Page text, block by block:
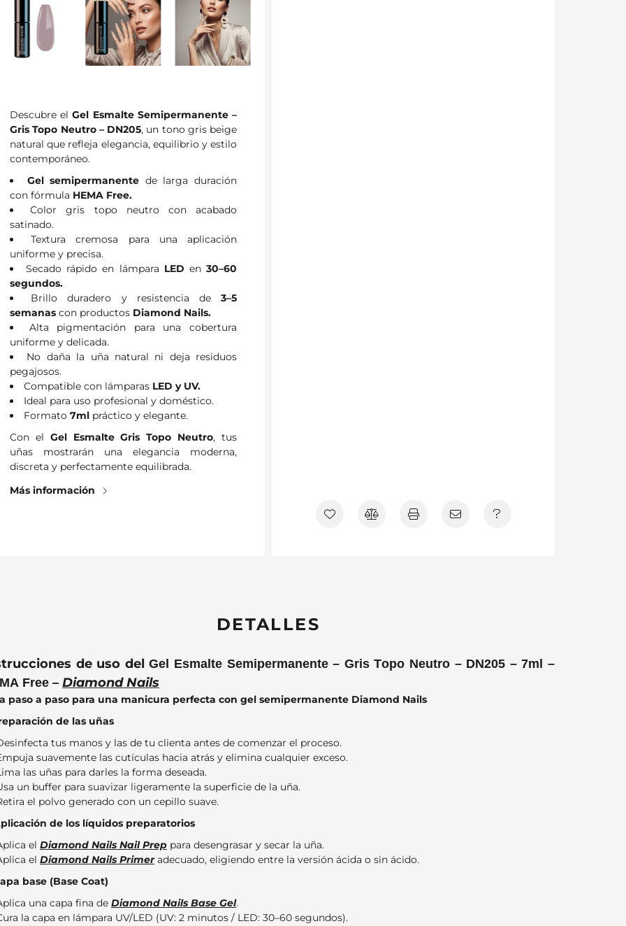
Descubre elGel Esmalte Semipermanente –
Gris Topo Neutro – DN205, un tono gris beige
natural que refleja elegancia, equilibrio y estilo
contemporáneo.
Gel semipermanente de larga duración
con fórmula HEMA Free.
Color gris topo neutro con acabado
satinado.
Textura cremosa para una aplicación
uniforme y precisa.
Secado rápido en lámpara LED en30–60
segundos.
Brillo duradero y resistencia de3–5
semanas con productos Diamond Nails.
Alta pigmentación para una cobertura
uniforme y delicada.
No daña la uña natural ni deja residuos
pegajosos.
Compatible con lámparas LED y UV.
Ideal para uso profesional y doméstico.
Formato 7ml práctico y elegante.
Con el Gel Esmalte Gris Topo Neutro, tus
uñas mostrarán una elegancia moderna,
discreta y perfectamente equilibrada.
Más información
DETALLES
de uso delGel Esmalte Semipermanente – Gris Topo Neutro – DN205 – 7ml –
Free – Diamond Nails
paso a paso para una manicura perfecta con gel semipermanente Diamond Nails
de las uñas
tus manos y las de tu clienta antes de comenzar el proceso.
suavemente las cutículas hacia atrás y elimina cualquier exceso.
las uñas para darles la forma deseada.
un buffer para suavizar ligeramente la superficie de la uña.
el polvo generado con un cepillo suave.
de los líquidos preparatorios
el Diamond Nails Nail Prep para desengrasar y secar la uña.
el Diamond Nails Primeradecuado, eligiendo entre la versión ácida o sin ácido.
base (Base Coat)
una capa fina de Diamond Nails Base Gel.
la capa en lámpara UV/LED (UV: 2 minutos / LED: 30–60 segundos).